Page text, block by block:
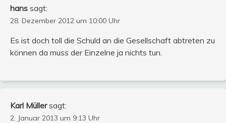
hans sagt:
28. Dezember 2012 um 10:00 Uhr
Es ist doch toll die Schuld an die Gesellschaft abtreten zu
können da muss der Einzelne ja nichts tun.
Karl Müller sagt:
2. Januar 2013 um 9:13 Uhr